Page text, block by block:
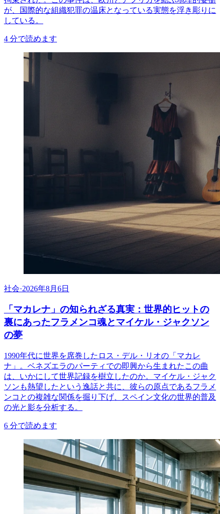
が、国際的な組織犯罪の温床となっている実態を浮き彫りに
している。
4 分で読めます
社会·2026年8月6日
「マカレナ」の知られざる真実：世界的ヒットの
裏にあったフラメンコ魂とマイケル・ジャクソン
の夢
1990年代に世界を席巻したロス・デル・リオの「マカレ
ナ」。ベネズエラのパーティでの即興から生まれたこの曲
は、いかにして世界記録を樹立したのか。マイケル・ジャク
ソンも熱望したという逸話と共に、彼らの原点であるフラメ
ンコとの複雑な関係を掘り下げ、スペイン文化の世界的普及
の光と影を分析する。
6 分で読めます